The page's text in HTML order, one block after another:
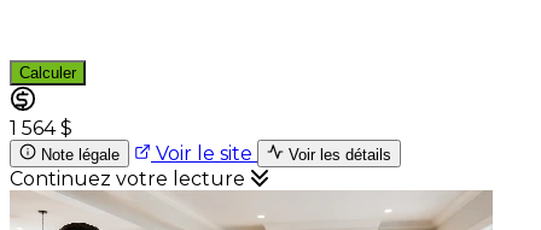
Calculer
1 564 $
Note légale Voir le site Voir les détails
Continuez votre lecture